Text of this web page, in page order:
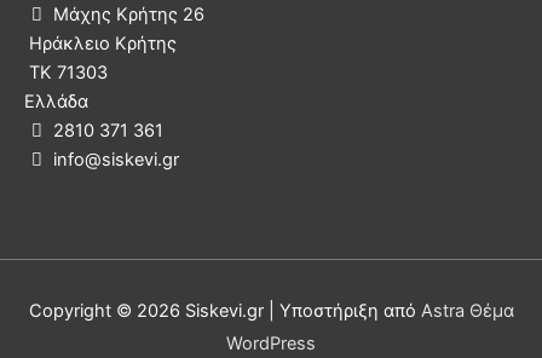

Μάχης Κρήτης 26
Ηράκλειο Κρήτης
ΤΚ 71303
Ελλάδα
 2810 371 361
 info@siskevi.gr
Copyright © 2026 Siskevi.gr| Υποστήριξη από Astra Θέμα
WordPress